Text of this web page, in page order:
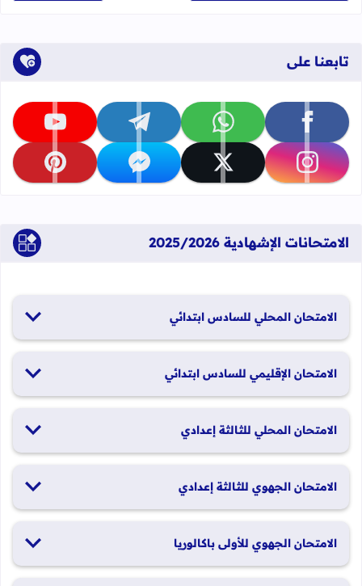
تابعنا على
تابعنا على facebook تابعنا على whatsapp تابعنا على telegram تابعنا على youtube
تابعنا على instagram تابعنا على x تابعنا على messenger تابعنا على pinterest
الامتحانات الإشهادية 2025/2026
الامتحان المحلي للسادس ابتدائي
الامتحان الإقليمي للسادس ابتدائي
الامتحان المحلي للثالثة إعدادي
الامتحان الجهوي للثالثة إعدادي
الامتحان الجهوي للأولى باكالوريا